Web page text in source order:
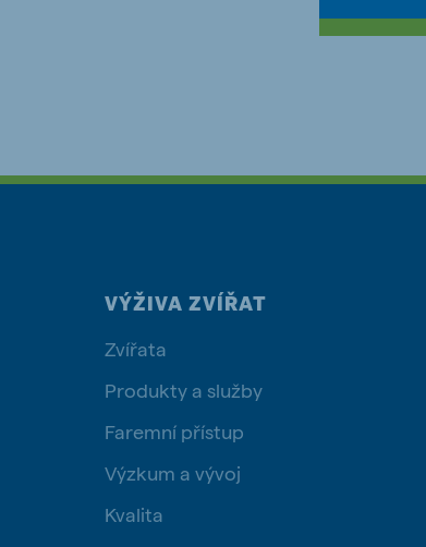
VÝŽIVA ZVÍŘAT
Zvířata
Produkty a služby
Faremní přístup
Výzkum a vývoj
Kvalita